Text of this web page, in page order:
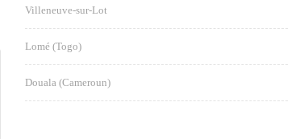
Villeneuve-sur-Lot
Lomé (Togo)
Douala (Cameroun)